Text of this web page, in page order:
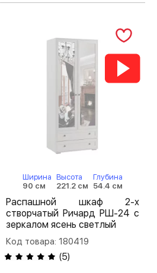
Ширина
90 см
Высота
221.2 см
Глубина
54.4 см
Распашной шкаф 2-х
створчатый Ричард РШ-24 с
зеркалом ясень светлый
Код товара: 180419
(5)